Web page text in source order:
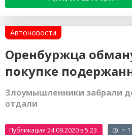
Автоновости
Оренбуржца
покупке
Злоумышленники забрали
отдали
Публикация 24.09.2020 в 5:23 ~